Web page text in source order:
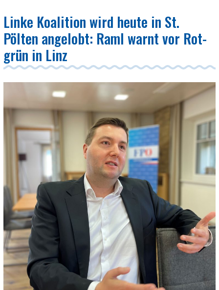
Linke Koalition wird heute in St.
Pölten angelobt: Raml warnt vor Rot-
grün in Linz